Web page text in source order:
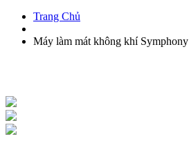
Trang Chủ
Máy làm mát không khí